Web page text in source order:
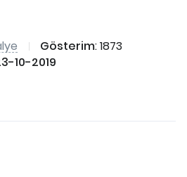
Gösterim: 1873
10-2019